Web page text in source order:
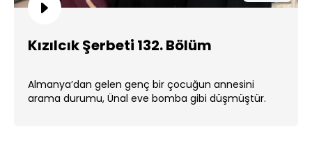
Kızılcık Şerbeti 132. Bölüm
Almanya’dan gelen genç bir çocuğun annesini
arama durumu, Ünal eve bomba gibi düşmüştür.